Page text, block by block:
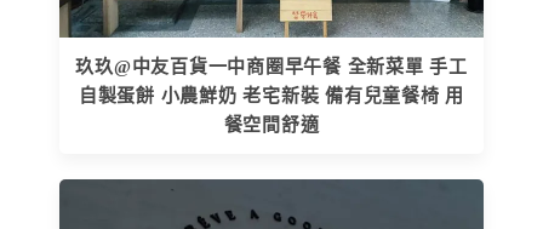
玖玖@中友百貨一中商圈早午餐 全新菜單 手工
自製蛋餅 小農鮮奶 老宅新裝 備有兒童餐椅 用
餐空間舒適